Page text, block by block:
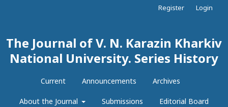
The Journal of V. N. Karazin Kharkiv
National University. Series History
Current Announcements Archives
About the Journal Submissions Editorial Board
Register Login